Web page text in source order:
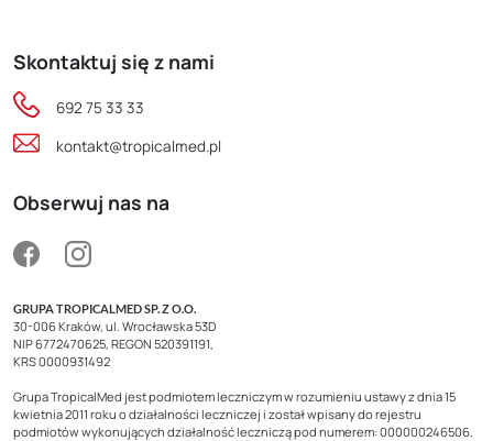
Skontaktuj się z nami
692 75 33 33
kontakt@tropicalmed.pl
Obserwuj nas na
GRUPA TROPICALMED SP. Z O.O.
30-006 Kraków, ul. Wrocławska 53D
NIP 6772470625, REGON 520391191,
KRS 0000931492
Grupa TropicalMed jest podmiotem leczniczym w rozumieniu ustawy z dnia 15
kwietnia 2011 roku o działalności leczniczej i został wpisany do rejestru
podmiotów wykonujących działalność leczniczą pod numerem: 000000246506.